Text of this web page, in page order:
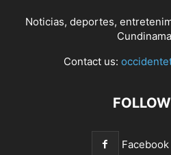
Noticias, deportes,
Contact us:
Facebook